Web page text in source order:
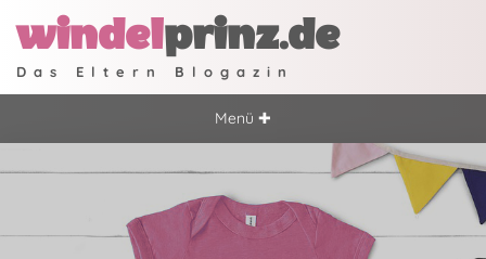
windelprinz.de
Das Eltern Blogazin
Menü ✚